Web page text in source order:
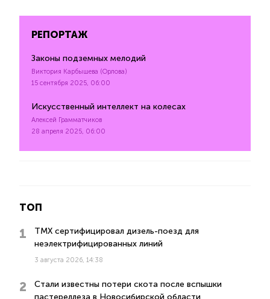
РЕПОРТАЖ
Законы подземных мелодий
Виктория Карбышева (Орлова)
15 сентября 2025, 06:00
Искусственный интеллект на колесах
Алексей Грамматчиков
28 апреля 2025, 06:00
ТОП
ТМХ сертифицировал дизель-поезд для
неэлектрифицированных линий
3 августа 2026, 14:38
Стали известны потери скота после вспышки
пастереллеза в Новосибирской области